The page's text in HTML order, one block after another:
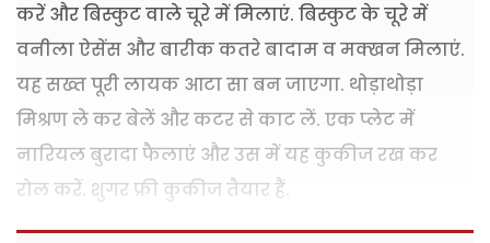
करें और बिस्कुट वाले चूरे में मिलाएं. बिस्कुट के चूरे में
वनीला ऐसेंस और बारीक कतरे बादाम व मक्खन मिलाएं.
यह सख्त पूरी लायक आटा सा बन जाएगा. थोड़ाथोड़ा
मिश्रण ले कर बेलें और कटर से काट लें. एक प्लेट में
नारियल बुरादा फैलाएं और उस में यह कुकीज रख कर
रोल करें. शुगर फ्री कुकीज तैयार हैं.